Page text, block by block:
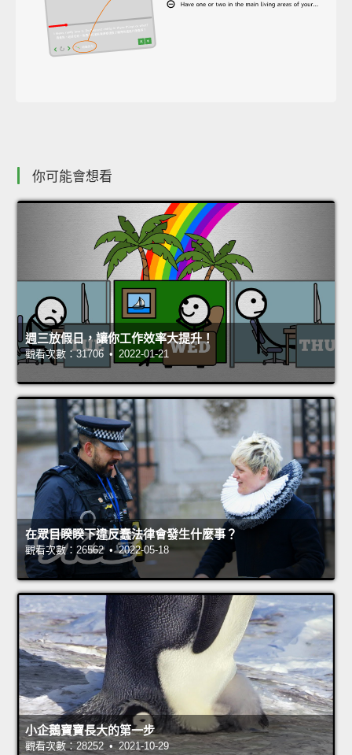
你可能會想看
週三放假日，讓你工作效率大提升！
觀看次數：31706 • 2022-01-21
在眾目睽睽下違反蠢法律會發生什麼事？
觀看次數：26562 • 2022-05-18
小企鵝寶寶長大的第一步
觀看次數：28252 • 2021-10-29